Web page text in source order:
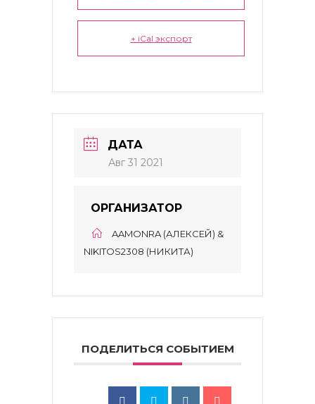
+ iCal экспорт
ДАТА
Авг 31 2021
ОРГАНИЗАТОР
AAMONRA (АЛЕКСЕЙ) &
NIKITOS2308 (НИКИТА)
ПОДЕЛИТЬСЯ СОБЫТИЕМ